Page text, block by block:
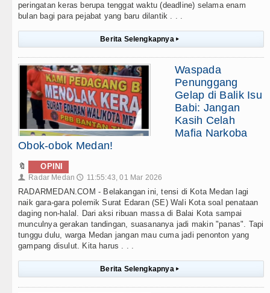
peringatan keras berupa tenggat waktu (deadline) selama enam
bulan bagi para pejabat yang baru dilantik . . .
Berita Selengkapnya ▸
Waspada
Penunggang
Gelap di Balik Isu
Babi: Jangan
Kasih Celah
Mafia Narkoba
Obok-obok Medan!
🔖 OPINI
👤 Radar Medan 🕔 11:55:43, 01 Mar 2026
RADARMEDAN.COM - Belakangan ini, tensi di Kota Medan lagi
naik gara-gara polemik Surat Edaran (SE) Wali Kota soal penataan
daging non-halal. Dari aksi ribuan massa di Balai Kota sampai
munculnya gerakan tandingan, suasananya jadi makin "panas". Tapi
tunggu dulu, warga Medan jangan mau cuma jadi penonton yang
gampang disulut. Kita harus . . .
Berita Selengkapnya ▸